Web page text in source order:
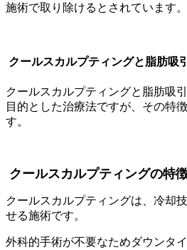
施術で取り除けるとされています。
クールスカルプティングと脂肪吸
クールスカルプティングと脂肪吸
目的とした治療法ですが、その特
す。
クールスカルプティングの特
クールスカルプティングは、冷却
せる施術です。
外科的手術が不要なためダウンタ